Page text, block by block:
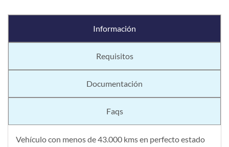
Información
Requisitos
Documentación
Faqs
Vehículo con menos de 43.000 kms en perfecto estado